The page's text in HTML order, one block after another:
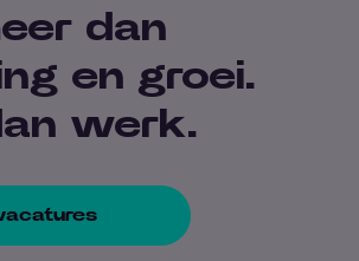
dan
en groei.
werk.